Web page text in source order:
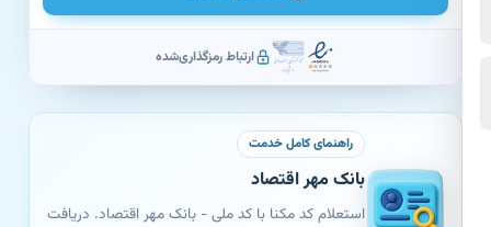
ارتباط رمزگذاری‌شده
راهنمای کامل خدمت
بانک مهر اقتصاد
استعلام کد مکنا با کد ملی - بانک مهر اقتصاد. دریافت